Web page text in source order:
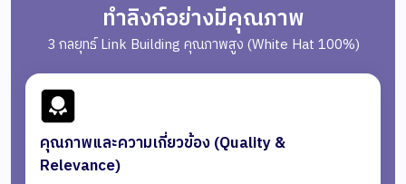
ทำลิงก์อย่างมีคุณภาพ
3 กลยุทธ์ Link Building คุณภาพสูง (White Hat 100%)
คุณภาพและความเกี่ยวข้อง (Quality &
Relevance)